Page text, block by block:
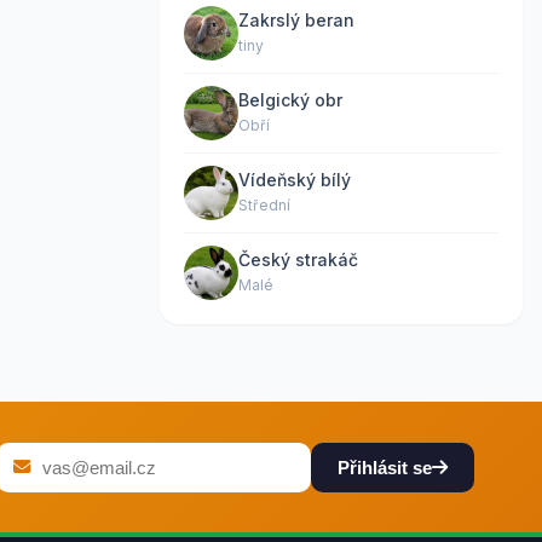
Zakrslý beran
tiny
Belgický obr
Obří
Vídeňský bílý
Střední
Český strakáč
Malé
Přihlásit se